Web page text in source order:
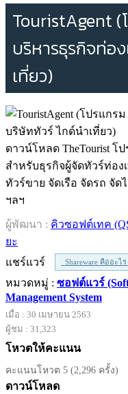
TouristAgent (
บริหารธุรกิจท่อ
เที่ยว)
ดาวน์โหลด TheTourist โ
สำหรับธุรกิจผู้จัดทัวร์ท่อง
ทัวร์ขาย จัดเรือ จัดรถ จัด
ฯลฯ
ผู้พัฒนา : คิวซอฟต์เทค
ยะ
แชร์แวร์
Shareware คืออะไร
หมวดหมู่ : ซอฟต์แวร์
Management System
เมื่อ : 30 เมษายน 2563
ผู้ชม : 31,323
โหวตให้คะแนน
คะแนนโหวต 5 (2,296 ครั้ง)
ดาวน์โหลด